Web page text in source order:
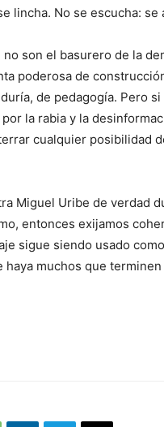
lincha. No se escucha: se
son el basurero de la
poderosa de
de pedagogía. Pero si
la rabia y la
cualquier posibilidad
Miguel Uribe de verdad
entonces exijamos
sigue siendo usado
haya muchos que terminen